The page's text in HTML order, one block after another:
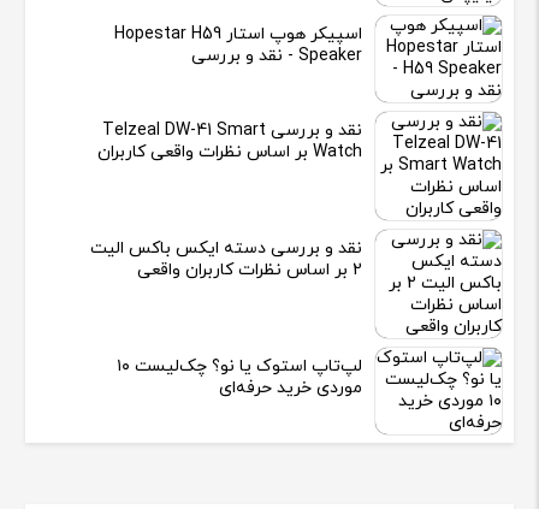
اسپیکر هوپ استار Hopestar H59
Speaker - نقد و بررسی
نقد و بررسی Telzeal DW-41 Smart
Watch بر اساس نظرات واقعی کاربران
نقد و بررسی دسته ایکس باکس الیت
2 بر اساس نظرات کاربران واقعی
لپ‌تاپ استوک یا نو؟ چک‌لیست ۱۰
موردی خرید حرفه‌ای